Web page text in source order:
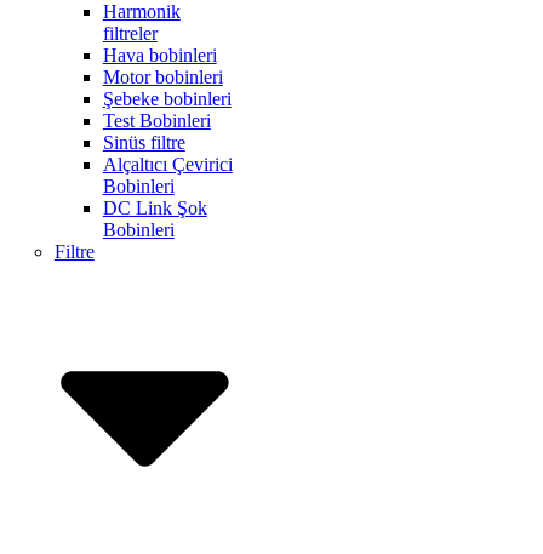
Harmonik
filtreler
Hava bobinleri
Motor bobinleri
Şebeke bobinleri
Test Bobinleri
Sinüs filtre
Alçaltıcı Çevirici
Bobinleri
DC Link Şok
Bobinleri
Filtre